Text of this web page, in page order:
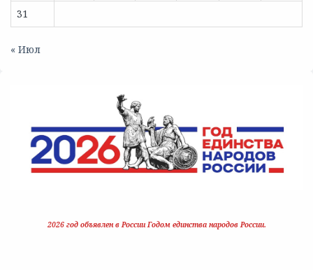
31
« Июл
2026 год объявлен в России Годом единства народов России.